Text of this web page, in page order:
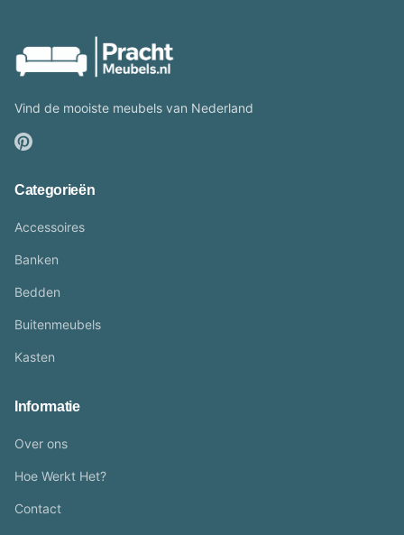
Vind de mooiste meubels van Nederland
Categorieën
Accessoires
Banken
Bedden
Buitenmeubels
Kasten
Informatie
Over ons
Hoe Werkt Het?
Contact